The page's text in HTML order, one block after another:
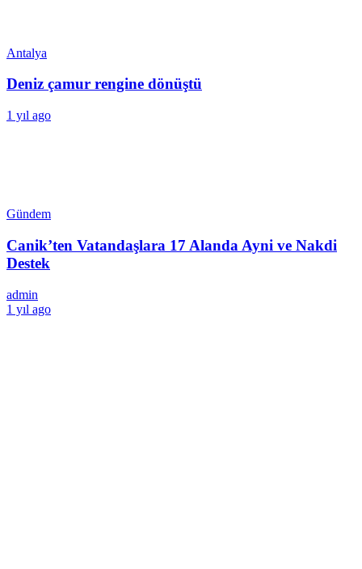
Antalya
Deniz çamur rengine dönüştü
1 yıl ago
Gündem
Canik’ten Vatandaşlara 17 Alanda Ayni ve Nakdi
Destek
admin
1 yıl ago